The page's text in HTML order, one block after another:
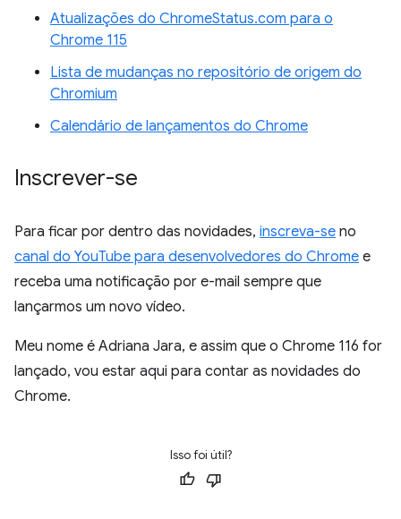
Atualizações do ChromeStatus.com para o
Chrome 115
Lista de mudanças no repositório de origem do
Chromium
Calendário de lançamentos do Chrome
Inscrever-se
Para ficar por dentro das novidades, inscreva-se no
canal do YouTube para desenvolvedores do Chrome e
receba uma notificação por e-mail sempre que
lançarmos um novo vídeo.
Meu nome é Adriana Jara, e assim que o Chrome 116 for
lançado, vou estar aqui para contar as novidades do
Chrome.
Isso foi útil?